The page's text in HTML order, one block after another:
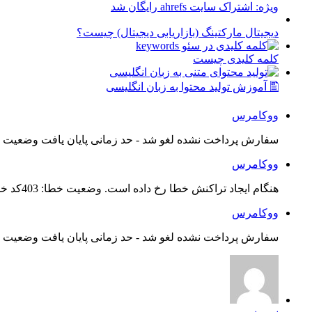
ویژه: اشتراک سایت ahrefs رایگان شد
دیجیتال مارکتینگ (بازاریابی دیجیتال) چیست؟
کلمه کلیدی چیست
🖺 آموزش تولید محتوا به زبان انگلیسی
ووکامرس
سفارش پرداخت نشده لغو شد - حد زمانی پایان یافت
ووکامرس
هنگام ایجاد تراکنش خطا رخ داده است. وضعیت خطا: 403کد خطا: 21...
ووکامرس
سفارش پرداخت نشده لغو شد - حد زمانی پایان یافت